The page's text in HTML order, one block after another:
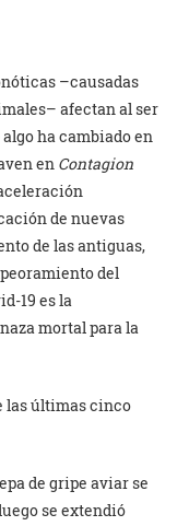
–causadas
afectan al ser
ha cambiado en
en Contagion
de nuevas
de las antiguas,
del
19 es la
mortal para la
las últimas cinco
de gripe aviar se
se extendió